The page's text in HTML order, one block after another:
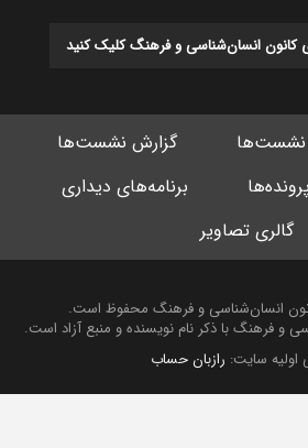
انسان‌شناسی و فرهنگ کلیک کنید
نشست‌ها
گزارش نشست‌ها
برنامه‌های دیداری
گالری تصاویر
انسان‌شناسی و فرهنگ محفوظ است.
و فرهنگ با ذکر نام نویسنده و منبع آزاد است.
سایت:رازبان حساب